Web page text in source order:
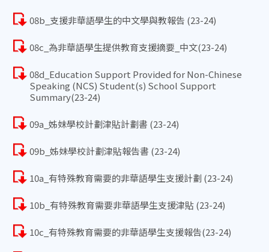
08b_支援非華語學生的中文學與教報告 (23-24)
08c_為非華語學生提供教育支援摘要_中文(23-24)
08d_Education Support Provided for Non-Chinese
Speaking (NCS) Student(s) School Support
Summary(23-24)
09a_姊妹學校計劃津貼計劃書 (23-24)
09b_姊妹學校計劃津貼報告書 (23-24)
10a_有特殊教育需要的非華語學生支援計劃 (23-24)
10b_有特殊教育需要非華語學生支援津貼 (23-24)
10c_有特殊教育需要的非華語學生支援報告(23-24)